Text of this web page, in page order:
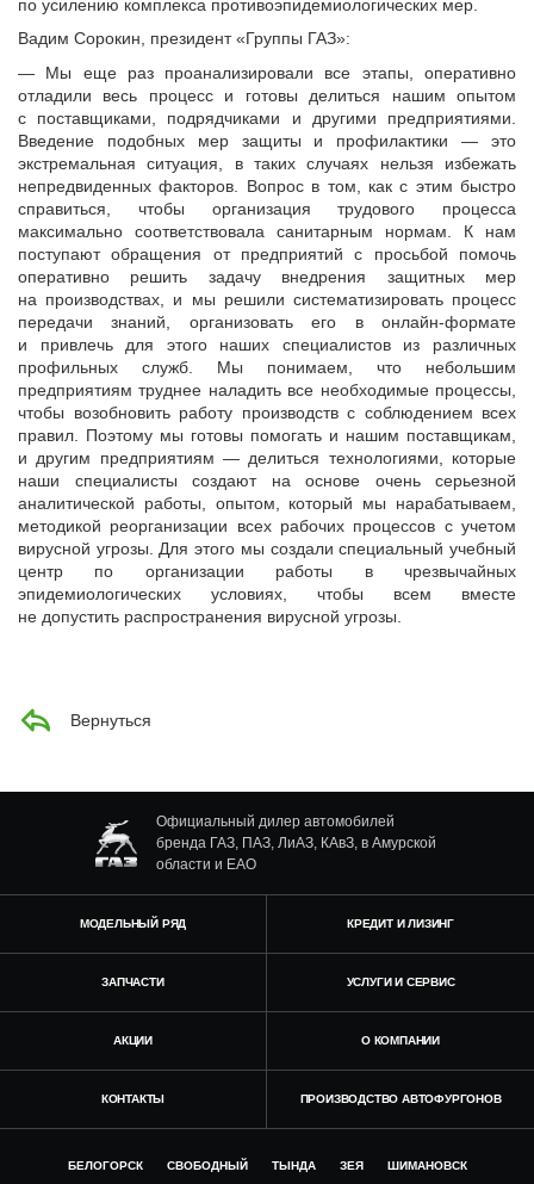
по усилению комплекса противоэпидемиологических мер.
Вадим Сорокин, президент «Группы ГАЗ»:
— Мы еще раз проанализировали все этапы, оперативно
отладили весь процесс и готовы делиться нашим опытом
с поставщиками, подрядчиками и другими предприятиями.
Введение подобных мер защиты и профилактики — это
экстремальная ситуация, в таких случаях нельзя избежать
непредвиденных факторов. Вопрос в том, как с этим быстро
справиться, чтобы организация трудового процесса
максимально соответствовала санитарным нормам. К нам
поступают обращения от предприятий с просьбой помочь
оперативно решить задачу внедрения защитных мер
на производствах, и мы решили систематизировать процесс
передачи знаний, организовать его в онлайн-формате
и привлечь для этого наших специалистов из различных
профильных служб. Мы понимаем, что небольшим
предприятиям труднее наладить все необходимые процессы,
чтобы возобновить работу производств с соблюдением всех
правил. Поэтому мы готовы помогать и нашим поставщикам,
и другим предприятиям — делиться технологиями, которые
наши специалисты создают на основе очень серьезной
аналитической работы, опытом, который мы нарабатываем,
методикой реорганизации всех рабочих процессов с учетом
вирусной угрозы. Для этого мы создали специальный учебный
центр по организации работы в чрезвычайных
эпидемиологических условиях, чтобы всем вместе
не допустить распространения вирусной угрозы.
Вернуться
Официальный дилер автомобилей
бренда ГАЗ, ПАЗ, ЛиАЗ, КАвЗ, в Амурской
области и ЕАО
МОДЕЛЬНЫЙ РЯД КРЕДИТ И ЛИЗИНГ
ЗАПЧАСТИ УСЛУГИ И СЕРВИС
АКЦИИ О КОМПАНИИ
КОНТАКТЫ ПРОИЗВОДСТВО АВТОФУРГОНОВ
БЕЛОГОРСК СВОБОДНЫЙ ТЫНДА ЗЕЯ ШИМАНОВСК